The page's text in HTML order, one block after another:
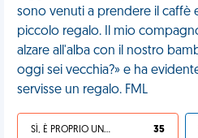
sono venuti a prendere il caffè
piccolo regalo. Il mio
alzare all'alba con il nostro
oggi sei vecchia?» e ha
servisse un regalo. FML
SÌ, È PROPRIO UNA VDM! 35